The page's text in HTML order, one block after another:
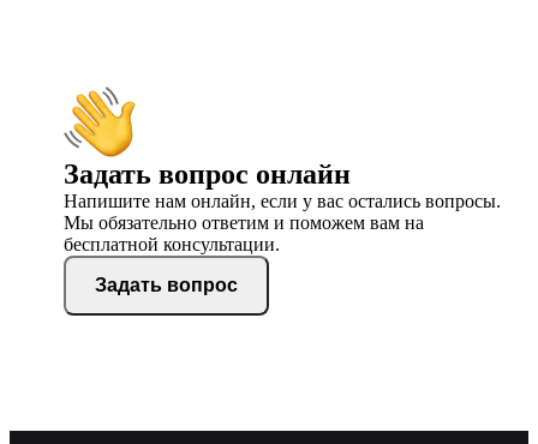
Задать вопрос онлайн
Напишите нам онлайн, если у вас остались вопросы.
Мы обязательно ответим и поможем вам на
бесплатной консультации.
Задать вопрос